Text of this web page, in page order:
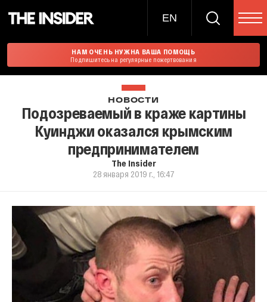
EN
НАМ ОЧЕНЬ НУЖНА ВАША ПОМОЩЬ
Подпишитесь на регулярные пожертвования
НОВОСТИ
Подозреваемый в краже картины
Куинджи оказался крымским
предпринимателем
The Insider
28 января 2019 г., 16:47